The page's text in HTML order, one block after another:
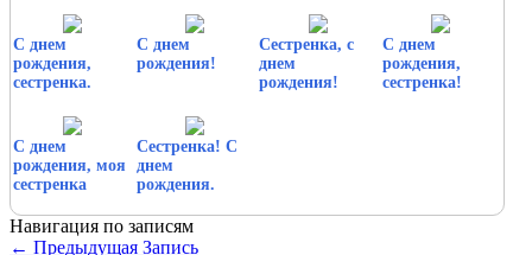
С днем
рождения,
сестренка.
С днем
рождения!
Сестренка, с
днем
рождения!
С днем
рождения,
сестренка!
С днем
рождения, моя
сестренка
Сестренка! С
днем
рождения.
Навигация по записям
← Предыдущая Запись